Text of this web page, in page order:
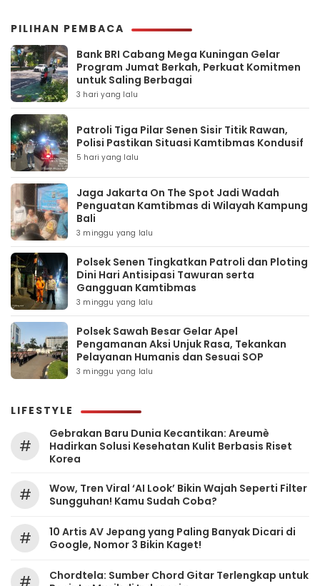
PILIHAN PEMBACA
Bank BRI Cabang Mega Kuningan Gelar
Program Jumat Berkah, Perkuat Komitmen
untuk Saling Berbagai
3 hari yang lalu
Patroli Tiga Pilar Senen Sisir Titik Rawan,
Polisi Pastikan Situasi Kamtibmas Kondusif
5 hari yang lalu
Jaga Jakarta On The Spot Jadi Wadah
Penguatan Kamtibmas di Wilayah Kampung
Bali
3 minggu yang lalu
Polsek Senen Tingkatkan Patroli dan Ploting
Dini Hari Antisipasi Tawuran serta
Gangguan Kamtibmas
3 minggu yang lalu
Polsek Sawah Besar Gelar Apel
Pengamanan Aksi Unjuk Rasa, Tekankan
Pelayanan Humanis dan Sesuai SOP
3 minggu yang lalu
LIFESTYLE
#
Gebrakan Baru Dunia Kecantikan: Areumè
Hadirkan Solusi Kesehatan Kulit Berbasis Riset
Korea
#
Wow, Tren Viral ‘AI Look’ Bikin Wajah Seperti Filter
Sungguhan! Kamu Sudah Coba?
#
10 Artis AV Jepang yang Paling Banyak Dicari di
Google, Nomor 3 Bikin Kaget!
Chordtela: Sumber Chord Gitar Terlengkap untuk